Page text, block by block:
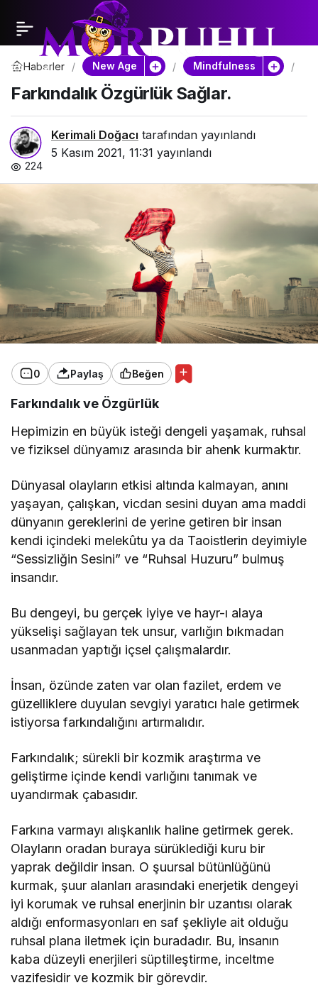
Haberler New Age Mindfulness
Farkındalık Özgürlük Sağlar.
Kerimali Doğacı tarafından yayınlandı
5 Kasım 2021, 11:31 yayınlandı
224
0 Paylaş Beğen
Farkındalık ve Özgürlük
Hepimizin en büyük isteği dengeli yaşamak, ruhsal
ve fiziksel dünyamız arasında bir ahenk kurmaktır.
Dünyasal olayların etkisi altında kalmayan, anını
yaşayan, çalışkan, vicdan sesini duyan ama maddi
dünyanın gereklerini de yerine getiren bir insan
kendi içindeki melekûtu ya da Taoistlerin deyimiyle
“Sessizliğin Sesini” ve “Ruhsal Huzuru” bulmuş
insandır.
Bu dengeyi, bu gerçek iyiye ve hayr-ı alaya
yükselişi sağlayan tek unsur, varlığın bıkmadan
usanmadan yaptığı içsel çalışmalardır.
İnsan, özünde zaten var olan fazilet, erdem ve
güzelliklere duyulan sevgiyi yaratıcı hale getirmek
istiyorsa farkındalığını artırmalıdır.
Farkındalık; sürekli bir kozmik araştırma ve
geliştirme içinde kendi varlığını tanımak ve
uyandırmak çabasıdır.
Farkına varmayı alışkanlık haline getirmek gerek.
Olayların oradan buraya sürüklediği kuru bir
yaprak değildir insan. O şuursal bütünlüğünü
kurmak, şuur alanları arasındaki enerjetik dengeyi
iyi korumak ve ruhsal enerjinin bir uzantısı olarak
aldığı enformasyonları en saf şekliyle ait olduğu
ruhsal plana iletmek için buradadır. Bu, insanın
kaba düzeyli enerjileri süptilleştirme, inceltme
vazifesidir ve kozmik bir görevdir.